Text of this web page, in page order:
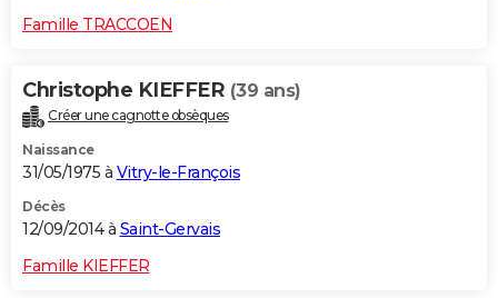
Famille TRACCOEN
Christophe KIEFFER (39 ans)
Créer une cagnotte obsèques
Naissance
31/05/1975 à Vitry-le-François
Décès
12/09/2014 à Saint-Gervais
Famille KIEFFER